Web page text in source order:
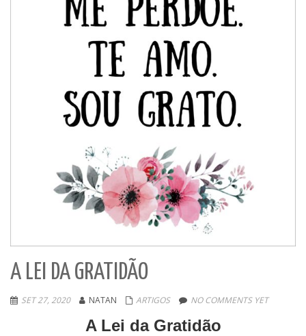
A LEI DA GRATIDÃO
SET 27, 2020 NATAN ARTIGOS NO COMMENTS YET
A Lei da Gratidão